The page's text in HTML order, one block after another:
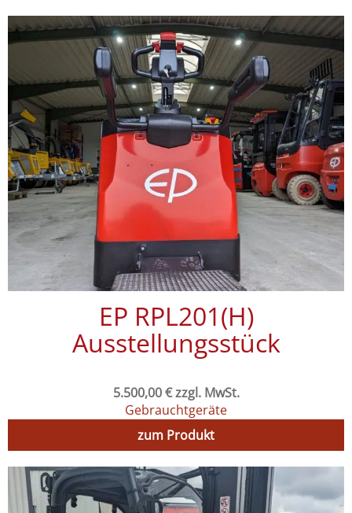
EP RPL201(H)
Ausstellungsstück
5.500,00€zzgl. MwSt.
Gebrauchtgeräte
zum Produkt